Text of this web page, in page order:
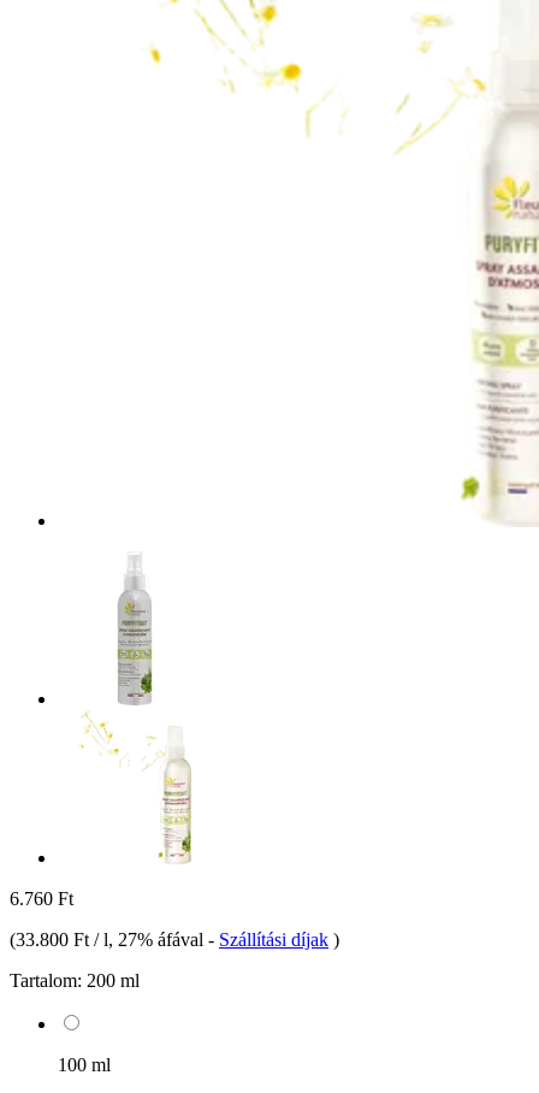
6.760 Ft
(33.800 Ft / l, 27% áfával - Szállítási díjak )
Tartalom: 200 ml
100 ml